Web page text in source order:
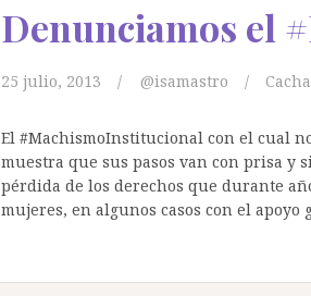
Denunciamos el
25 julio, 2013 @isamastro
El #MachismoInstitucional con el cual
muestra que sus pasos van con prisa y
pérdida de los derechos que durante
mujeres, en algunos casos con el